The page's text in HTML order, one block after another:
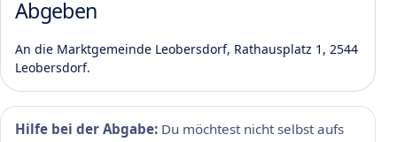
Abgeben
An die Marktgemeinde Leobersdorf, Rathausplatz 1, 2544
Leobersdorf.
Hilfe bei der Abgabe: Du möchtest nicht selbst aufs